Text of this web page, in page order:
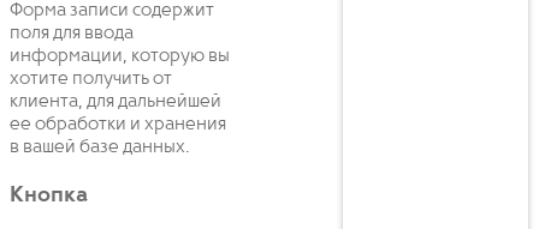
Форма записи содержит
поля для ввода
информации, которую вы
хотите получить от
клиента, для дальнейшей
ее обработки и хранения
в вашей базе данных.
Кнопка